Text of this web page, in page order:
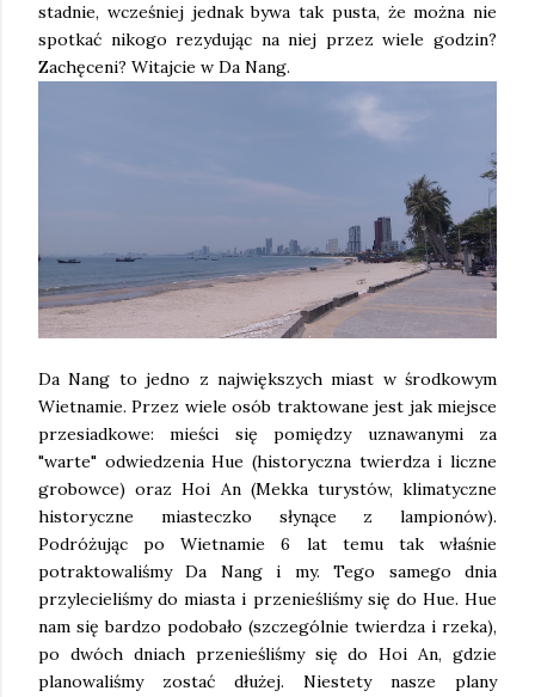
stadnie, wcześniej jednak bywa tak pusta, że można nie
spotkać nikogo rezydując na niej przez wiele godzin?
Zachęceni? Witajcie w Da Nang.
Da Nang to jedno z największych miast w środkowym
Wietnamie. Przez wiele osób traktowane jest jak miejsce
przesiadkowe: mieści się pomiędzy uznawanymi za
"warte" odwiedzenia Hue (historyczna twierdza i liczne
grobowce) oraz Hoi An (Mekka turystów, klimatyczne
historyczne miasteczko słynące z lampionów).
Podróżując po Wietnamie 6 lat temu tak właśnie
potraktowaliśmy Da Nang i my. Tego samego dnia
przylecieliśmy do miasta i przenieśliśmy się do Hue. Hue
nam się bardzo podobało (szczególnie twierdza i rzeka),
po dwóch dniach przenieśliśmy się do Hoi An, gdzie
planowaliśmy zostać dłużej. Niestety nasze plany